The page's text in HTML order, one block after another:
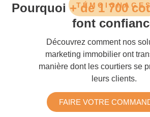
Pourquoi+ de 1 700
font
Découvrez comment nos
marketing immobilier ont
manière dont les courtiers se
leurs clients.
FAIRE VOTRE